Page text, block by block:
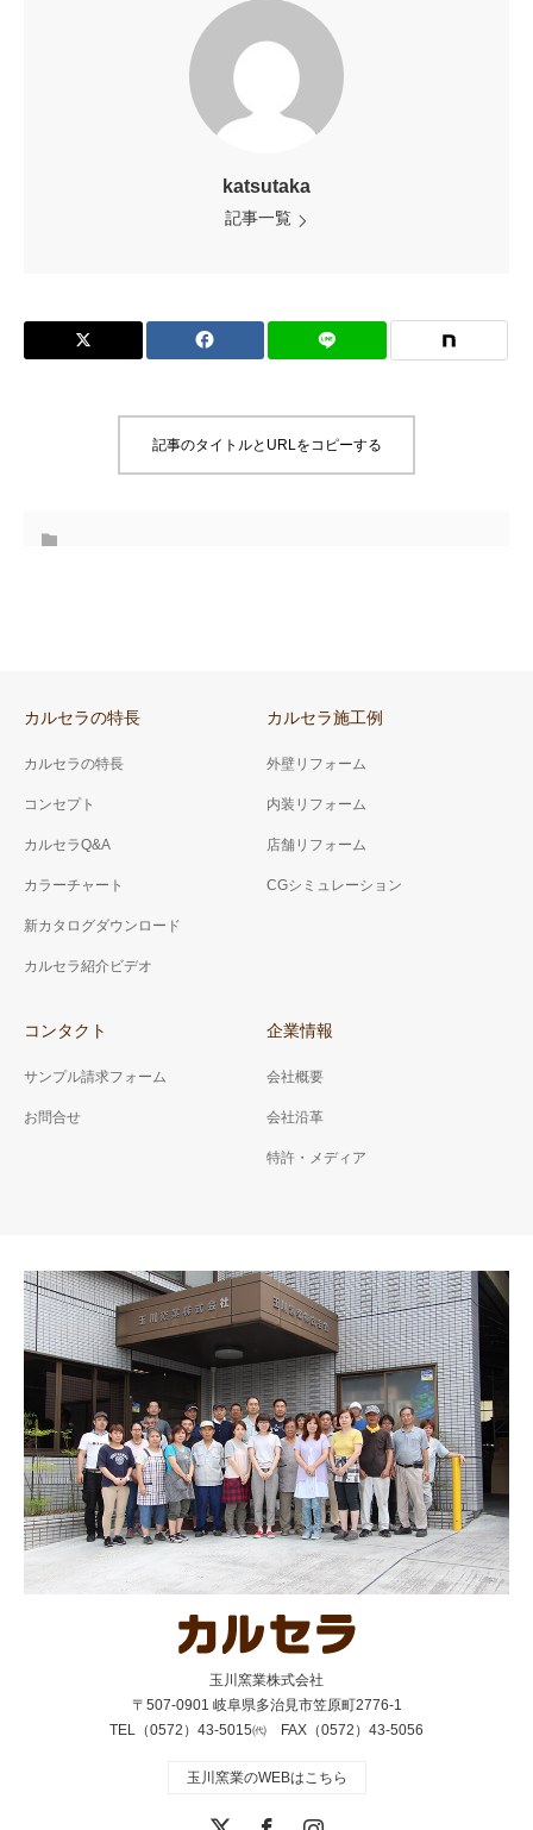
katsutaka
記事一覧
記事のタイトルとURLをコピーする
カルセラの特長
カルセラの特長
コンセプト
カルセラQ&A
カラーチャート
新カタログダウンロード
カルセラ紹介ビデオ
カルセラ施工例
外壁リフォーム
内装リフォーム
店舗リフォーム
CGシミュレーション
コンタクト
サンプル請求フォーム
お問合せ
企業情報
会社概要
会社沿革
特許・メディア
玉川窯業株式会社
〒507-0901 岐阜県多治見市笠原町2776-1
TEL（0572）43-5015㈹ FAX（0572）43-5056
玉川窯業のWEBはこちら
Instagram